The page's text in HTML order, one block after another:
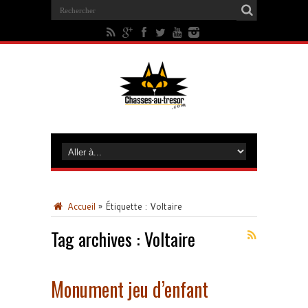
Accueil » Étiquette : Voltaire
Tag archives :Voltaire
Monument jeu d’enfant